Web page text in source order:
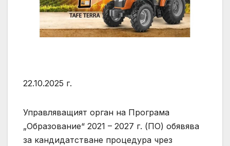
22.10.2025 г.
Управляващият орган на Програма
„Образование“ 2021 – 2027 г. (ПО) обявява
за кандидатстване процедура чрез